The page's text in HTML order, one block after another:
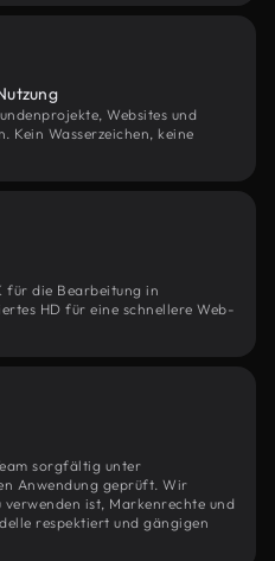
Websites und
Kein Wasserzeichen, keine
für die Bearbeitung in
HD für eine schnellere Web-
sorgfältig unter
Anwendung geprüft. Wir
ist, Markenrechte und
respektiert und gängigen